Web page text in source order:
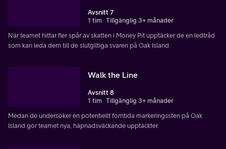
Avsnitt 7
1 tim Tillgänglig 3+ månader
När teamet hittar fler spår av skatten i Money Pit upptäcker de en ledtråd
som kan leda dem till de slutgiltiga svaren på Oak Island.
Walk the Line
Avsnitt 8
1 tim Tillgänglig 3+ månader
Medan de undersöker en potentiellt forntida markeringssten på Oak
Island gör teamet nya, häpnadsväckande upptäckter.